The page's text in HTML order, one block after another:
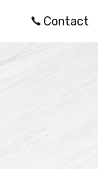
Contact